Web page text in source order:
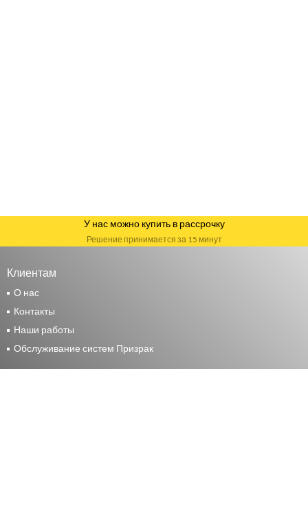
У нас можно купить в рассрочку
Решение принимается за 15 минут
Клиентам
О нас
Контакты
Наши работы
Обслуживание систем Призрак